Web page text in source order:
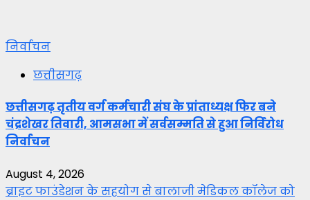
निर्वाचन
छत्तीसगढ़
छत्तीसगढ़ तृतीय वर्ग कर्मचारी संघ के प्रांताध्यक्ष फिर बने
चंद्रशेखर तिवारी, आमसभा में सर्वसम्मति से हुआ निर्विरोध
निर्वाचन
August 4, 2026
ब्राइट फाउंडेशन के सहयोग से बालाजी मेडिकल कॉलेज को